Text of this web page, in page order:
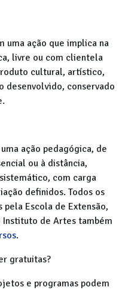
uma ação que implica na
livre ou com clientela
cultural, artístico,
conservado
ação pedagógica, de
ou à distância,
com carga
definidos. Todos os
pela Escola de Extensão,
Instituto de Artes também
.
gratuitas?
e programas podem